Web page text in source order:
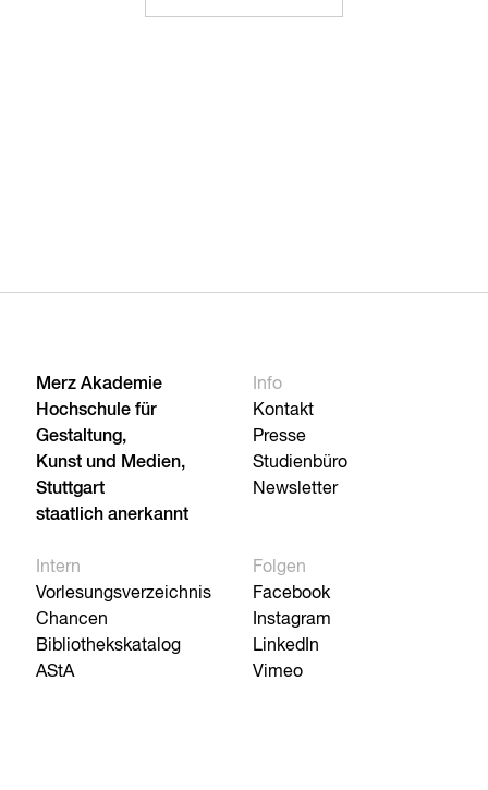
Merz Akademie
Hochschule für
Gestaltung,
Kunst und Medien,
Stuttgart
staatlich anerkannt
Info
Kontakt
Presse
Studienbüro
Newsletter
Intern
Vorlesungsverzeichnis
Chancen
Bibliothekskatalog
AStA
Folgen
Facebook
Instagram
LinkedIn
Vimeo